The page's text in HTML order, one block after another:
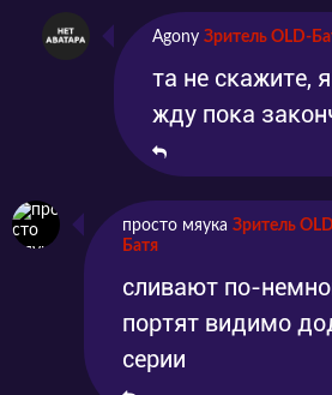
Agony Зритель OLD-
та не скажите,
жду пока
просто мяука Зритель
Батя
сливают по-
портят видимо
серии